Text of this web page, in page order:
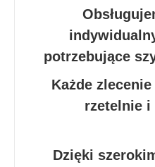
potrzebujące
Każde
rzetelnie
Dzięki